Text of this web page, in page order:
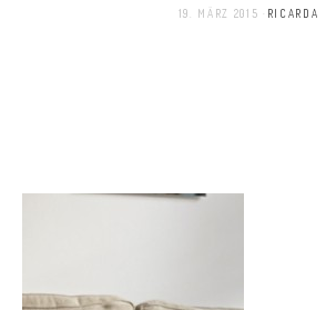
19. MÄRZ 2015 RICARDA